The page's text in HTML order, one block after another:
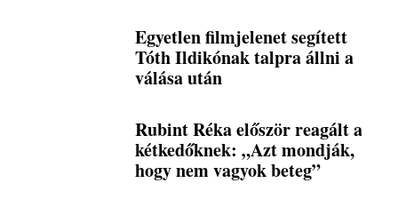
Egyetlen filmjelenet segített
Tóth Ildikónak talpra állni a
válása után
Rubint Réka először reagált a
kétkedőknek: „Azt mondják,
hogy nem vagyok beteg”